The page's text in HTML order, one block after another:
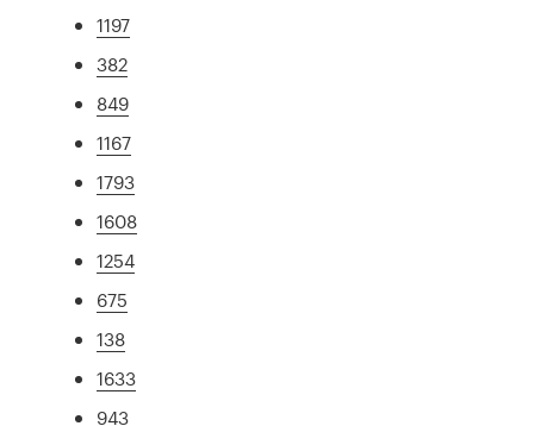
1197
382
849
1167
1793
1608
1254
675
138
1633
943